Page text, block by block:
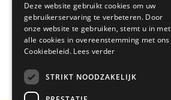
Deze website gebruikt cookies om uw
gebruikerservaring te verbeteren. Door
onze website te gebruiken, stemt u in met
alle cookies in overeenstemming met ons
Cookiebeleid. Lees verder
STRIKT NOODZAKELIJK